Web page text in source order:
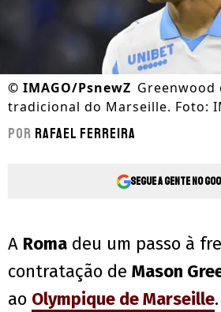
© IMAGO/PsnewZ
tradicional do Marseille. Foto:
Por Rafael Ferreira
Segue a gente no
A Roma deu um passo à
contratação de Mason
ao Olympique de Marseille